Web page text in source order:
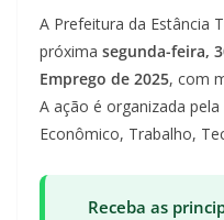
A Prefeitura da Estância
próxima segunda-feira,
Emprego de 2025, com
A ação é organizada
Econômico, Trabalho,
Receba as